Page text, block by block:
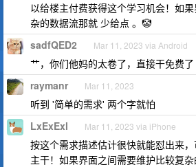
以给楼主付费获得这个学习机会！如
杂的数据流那就 少给点 。🤡
sadfQED2 Mar 11, 2023 via Android
艹，你们他妈的太卷了，直接干免费了
raymanr Mar 11, 2023
听到 '简单的需求' 两个字就怕
LxExExl Mar 11, 2023 via iPhone
按这个需求描述估计很快就能怼出来
主干！如果界面之间需要维护比较复